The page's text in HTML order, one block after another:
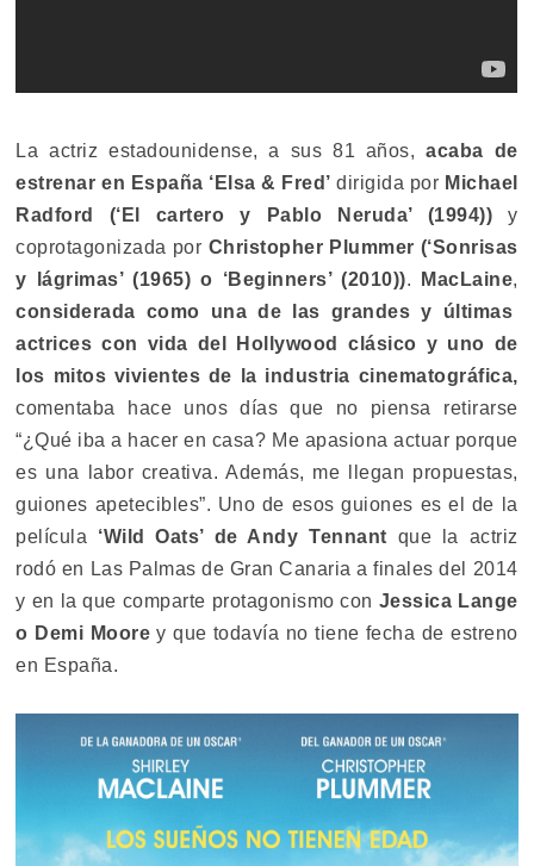
La actriz estadounidense, a sus 81 años,acaba de
estrenar en España ‘Elsa & Fred’ dirigida por Michael
Radford (‘El cartero y Pablo Neruda’ (1994)) y
coprotagonizada por Christopher Plummer (‘Sonrisas
y lágrimas’ (1965) o ‘Beginners’ (2010)). MacLaine,
considerada como una de las grandes y últimas
actrices con vida del Hollywood clásico y uno de
los mitos vivientes de la industria cinematográfica,
comentaba hace unos días que no piensa retirarse
“¿Qué iba a hacer en casa? Me apasiona actuar porque
es una labor creativa. Además, me llegan propuestas,
guiones apetecibles”. Uno de esos guiones es el de la
película ‘Wild Oats’ de Andy Tennant que la actriz
rodó en Las Palmas de Gran Canaria a finales del 2014
y en la que comparte protagonismo con Jessica Lange
o Demi Moorey que todavía no tiene fecha de estreno
en España.